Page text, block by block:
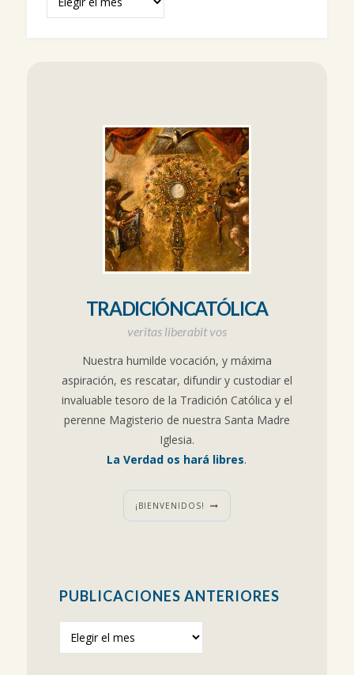
TRADICIÓNCATÓLICA
veritas liberabit vos
Nuestra humilde vocación, y máxima
aspiración, es rescatar, difundir y custodiar el
invaluable tesoro de la Tradición Católica y el
perenne Magisterio de nuestra Santa Madre
Iglesia.
La Verdad os hará libres.
¡BIENVENIDOS!
PUBLICACIONES ANTERIORES
anteriores